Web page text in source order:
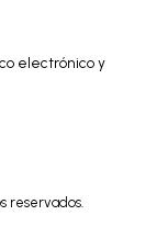
electrónico y
reservados.